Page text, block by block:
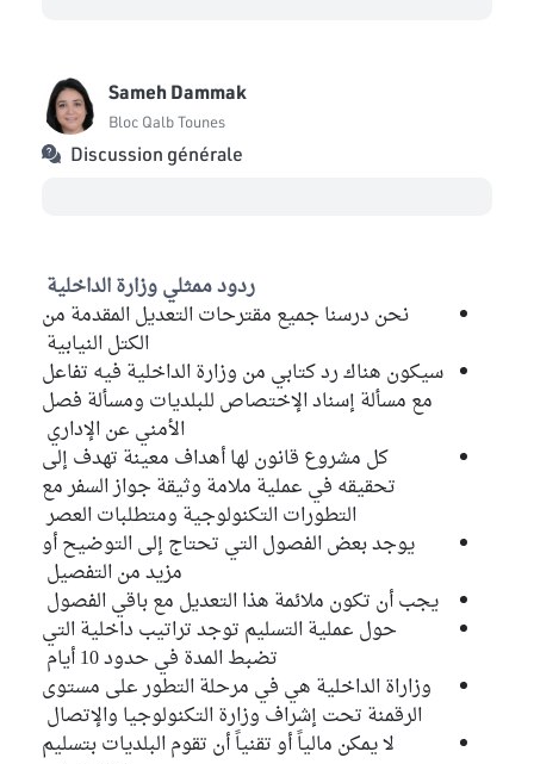
Sameh Dammak
Bloc Qalb Tounes
Discussion générale
ردود ممثلي وزارة الداخلية
نحن درسنا جميع مقترحات التعديل المقدمة من
الكتل النيابية
سيكون هناك رد كتابي من وزارة الداخلية فيه تفاعل
مع مسألة إسناد الإختصاص للبلديات ومسألة فصل
الأمني عن الإداري
كل مشروع قانون لها أهداف معينة تهدف إلى
تحقيقه في عملية ملامة وثيقة جواز السفر مع
التطورات التكنولوجية ومتطلبات العصر
يوجد بعض الفصول التي تحتاج إلى التوضيح أو
مزيد من التفصيل
يجب أن تكون ملائمة هذا التعديل مع باقي الفصول
حول عملية التسليم توجد تراتيب داخلية التي
تضبط المدة في حدود 10 أيام
وزاراة الداخلية هي في مرحلة التطور على مستوى
الرقمنة تحت إشراف وزارة التكنولوجيا والإتصال
لا يمكن مالياً أو تقنياً أن تقوم البلديات بتسليم